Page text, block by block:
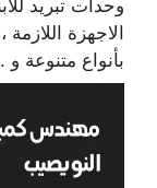
وحدات تبريد
الاجهزة
بأنواع متنوعة و